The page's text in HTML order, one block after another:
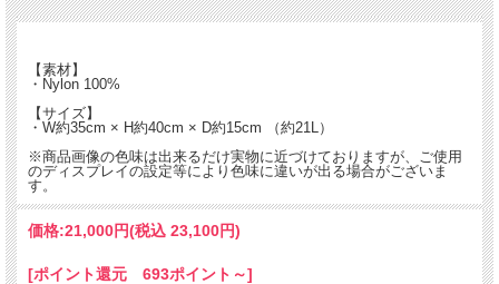
ットやキーコードが付属します。
納に便利なサイドポケットも両サイドに。
ト、手前側には貴重品なども収納出来るファスナー付きポケットを。
普段使いはもちろん、2泊程度の出張時なんかにも活躍してくれます。
【素材】
・Nylon 100%
【サイズ】
・W約35cm × H約40cm × D約15cm （約21L）
※商品画像の色味は出来るだけ実物に近づけておりますが、ご使用
のディスプレイの設定等により色味に違いが出る場合がございま
す。
価格:21,000円(税込 23,100円)
[ポイント還元 693ポイント～]